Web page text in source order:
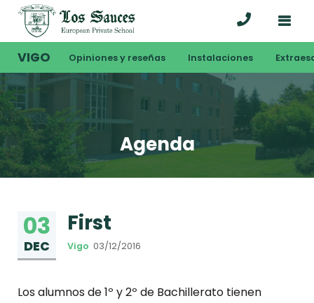
VIGO Opiniones y reseñas Instalaciones
Agenda
03
DEC
First
Vigo 03/12/2016
Los alumnos de 1º y 2º de Bachillerato tienen